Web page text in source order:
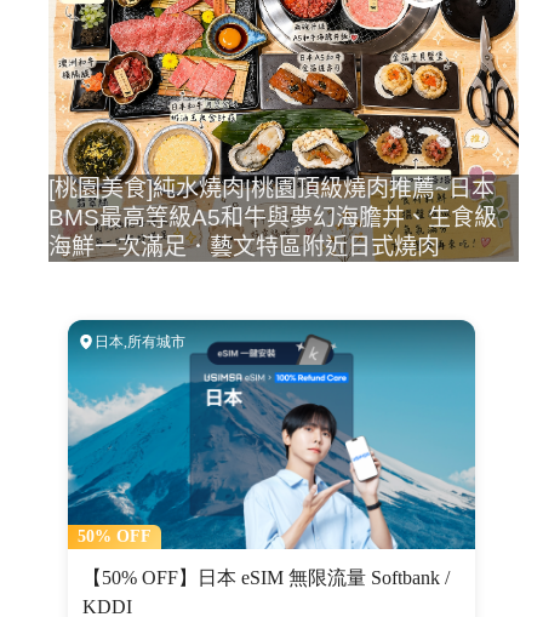
[桃園美食]純水燒肉|桃園頂級燒肉推薦~日本
BMS最高等級A5和牛與夢幻海膽丼、生食級
海鮮一次滿足．藝文特區附近日式燒肉